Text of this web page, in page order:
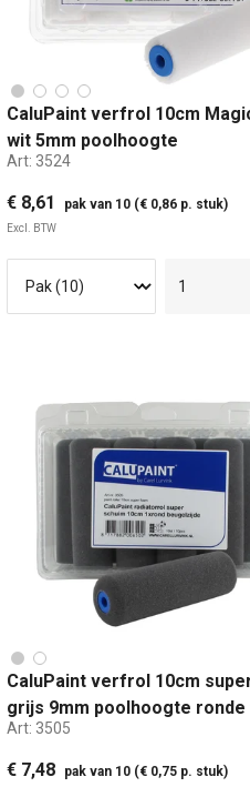
CaluPaint verfrol 10cm
wit 5mm poolhoogte
Art: 3524
€ 8,61 pak van 10 (€ 0,86 p. stuk)
Excl. BTW
5 CM 10 CM
CaluPaint verfrol 10cm
grijs 9mm poolhoogte ronde
zijde
Art: 3505
€ 7,48 pak van 10 (€ 0,75 p. stuk)